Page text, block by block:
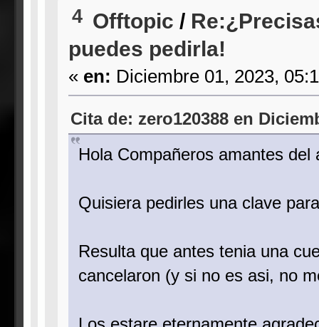
4 Offtopic /
puedes pedirla!
« en: Diciembre 01, 2023,
Cita de: zero120388 en
Hola Compañeros amantes del
Quisiera pedirles una clave
Resulta que antes tenia una
cancelaron (y si no es asi, no